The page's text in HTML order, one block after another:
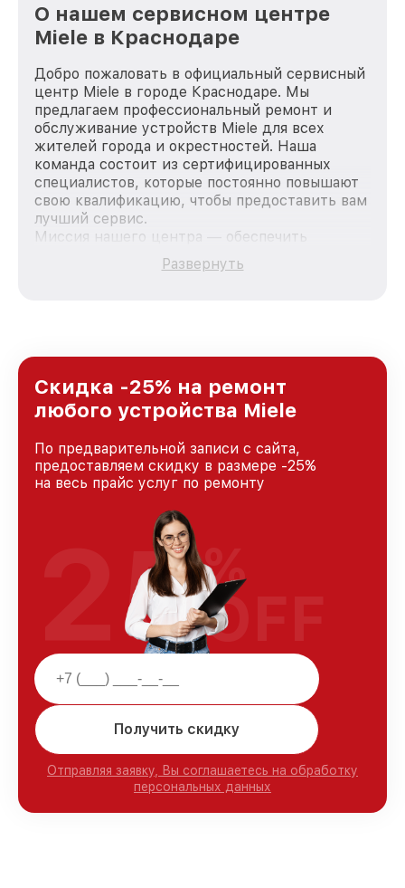
О нашем сервисном центре
Miele в Краснодаре
Добро пожаловать в официальный сервисный
центр Miele в городе Краснодаре. Мы
предлагаем профессиональный ремонт и
обслуживание устройств Miele для всех
жителей города и окрестностей. Наша
команда состоит из сертифицированных
специалистов, которые постоянно повышают
свою квалификацию, чтобы предоставить вам
лучший сервис.
Миссия нашего центра — обеспечить
качественный и доступный ремонт для
каждого пользователя продукции Miele, вне
Краснодаре, постоянно повышая уровень
доверия и лояльности наших клиентов.
Развернуть
Скидка -25% на ремонт
любого устройства Miele
По предварительной записи с сайта,
предоставляем скидку в размере -25%
на весь прайс услуг по ремонту
Получить скидку
Отправляя заявку, Вы соглашаетесь на обработку
персональных данных
25%
OFF